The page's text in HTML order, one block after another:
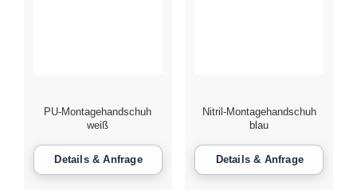
PU-Montagehandschuh
weiß
Nitril-Montagehandschuh
blau